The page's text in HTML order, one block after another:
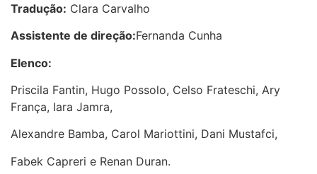
Tradução: Clara Carvalho
Assistente de direção:Fernanda Cunha
Elenco:
Priscila Fantin, Hugo Possolo, Celso Frateschi, Ary
França, Iara Jamra,
Alexandre Bamba, Carol Mariottini, Dani Mustafci,
Fabek Capreri e Renan Duran.